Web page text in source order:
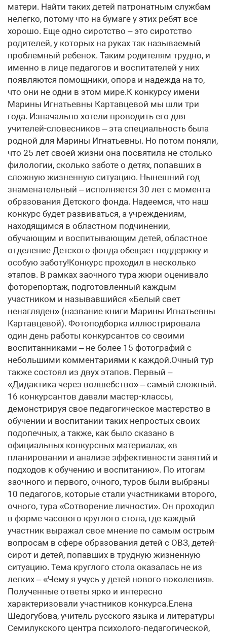
матери. Найти таких детей патронатным службам
нелегко, потому что на бумаге у этих ребят все
хорошо. Еще одно сиротство – это сиротство
родителей, у которых на руках так называемый
проблемный ребенок. Таким родителям трудно, и
именно в лице педагогов и воспитателей у них
появляются помощники, опора и надежда на то,
что они не одни в этом мире.К конкурсу имени
Марины Игнатьевны Картавцевой мы шли три
года. Изначально хотели проводить его для
учителей-словесников – эта специальность была
родной для Марины Игнатьевны. Но потом поняли,
что 25 лет своей жизни она посвятила не столько
филологии, сколько заботе о детях, попавших в
сложную жизненную ситуацию. Нынешний год
знаменательный – исполняется 30 лет с момента
образования Детского фонда. Надеемся, что наш
конкурс будет развиваться, а учреждениям,
находящимся в областном подчинении,
обучающим и воспитывающим детей, областное
отделение Детского фонда обещает поддержку и
особую заботу!Конкурс проходил в несколько
этапов. В рамках заочного тура жюри оценивало
фоторепортаж, подготовленный каждым
участником и называвшийся «Белый свет
ненагляден» (название книги Марины Игнатьевны
Картавцевой). Фотоподборка иллюстрировала
один день работы конкурсантов со своими
воспитанниками – не более 15 фотографий с
небольшими комментариями к каждой.Очный тур
также состоял из двух этапов. Первый –
«Дидактика через волшебство» – самый сложный.
16 конкурсантов давали мастер-классы,
демонстрируя свое педагогическое мастерство в
обучении и воспитании таких непростых своих
подопечных, а также, как было сказано в
официальных конкурсных материалах, «в
планировании и анализе эффективности занятий и
подходов к обучению и воспитанию». По итогам
заочного и первого, очного, туров были выбраны
10 педагогов, которые стали участниками второго,
очного, тура «Сотворение личности». Он проходил
в форме часового круглого стола, где каждый
участник выражал свое мнение по самым острым
вопросам в сфере образования детей с ОВЗ, детей-
сирот и детей, попавших в трудную жизненную
ситуацию. Тема круглого стола оказалась не из
легких – «Чему я учусь у детей нового поколения».
Полученные ответы ярко и интересно
характеризовали участников конкурса.Елена
Шедогубова, учитель русского языка и литературы
Семилукского центра психолого-педагогической,